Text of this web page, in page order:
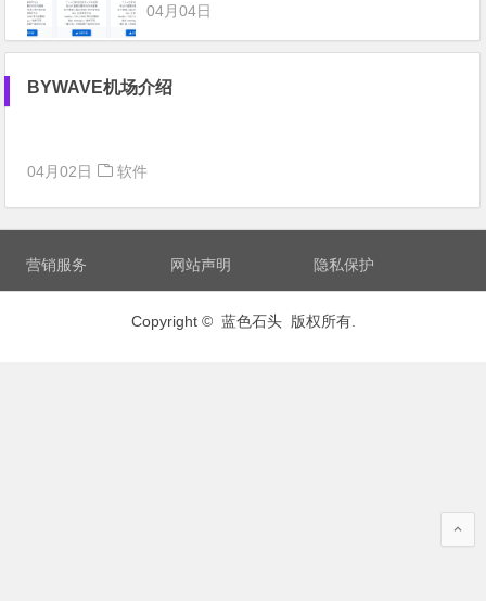
04月04日
BYWAVE机场介绍
04月02日 软件
营销服务 网站声明 隐私保护
Copyright © 蓝色石头 版权所有.